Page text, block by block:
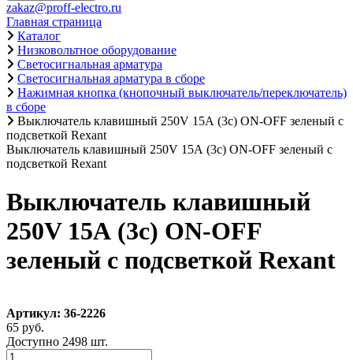
zakaz@proff-electro.ru
Главная страница
Каталог
Низковольтное оборудование
Светосигнальная арматура
Светосигнальная арматура в сборе
Нажимная кнопка (кнопочный выключатель/переключатель)
в сборе
Выключатель клавишный 250V 15А (3с) ON-OFF зеленый с
подсветкой Rexant
Выключатель клавишный 250V 15А (3с) ON-OFF зеленый с
подсветкой Rexant
Выключатель клавишный
250V 15А (3с) ON-OFF
зеленый с подсветкой Rexant
Артикул: 36-2226
65 руб.
Доступно 2498 шт.